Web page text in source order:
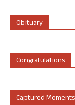
Obituary
Congratulations
Captured Moments